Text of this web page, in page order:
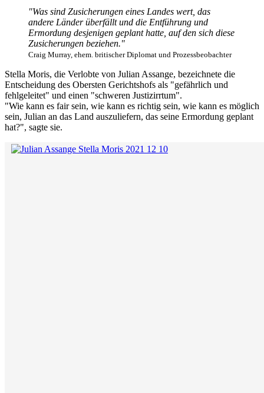
"Was sind Zusicherungen eines Landes wert, das
andere Länder überfällt und die Entführung und
Ermordung desjenigen geplant hatte, auf den sich diese
Zusicherungen beziehen."
Craig Murray, ehem. britischer Diplomat und Prozessbeobachter
Stella Moris, die Verlobte von Julian Assange, bezeichnete die
Entscheidung des Obersten Gerichtshofs als "gefährlich und
fehlgeleitet" und einen "schweren Justizirrtum".
"Wie kann es fair sein, wie kann es richtig sein, wie kann es möglich
sein, Julian an das Land auszuliefern, das seine Ermordung geplant
hat?", sagte sie.